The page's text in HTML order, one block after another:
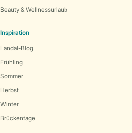
Beauty & Wellnessurlaub
Inspiration
Landal-Blog
Frühling
Sommer
Herbst
Winter
Brückentage